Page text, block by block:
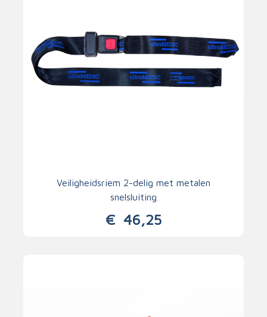
Veiligheidsriem 2-delig met metalen
snelsluiting
€ 46,25